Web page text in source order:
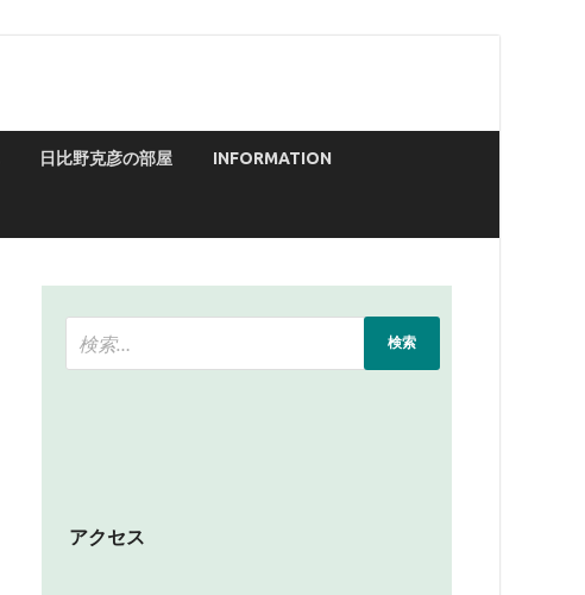
日比野克彦の部屋 INFORMATION
アクセス